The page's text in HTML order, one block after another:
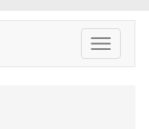
Toggle